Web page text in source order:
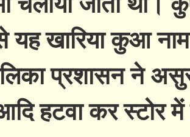
खारिया कुआ
प्रशासन ने
हटवा कर स्टोर